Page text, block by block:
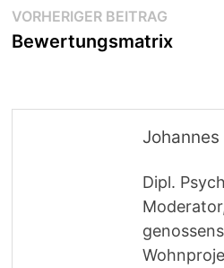
VORHERIGER BEITRAG
Beitrag:
Bewertungsmatrix
Dipl.